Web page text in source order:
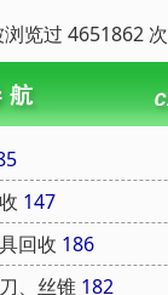
览过 4651862 次
147
回收 186
、丝锥 182